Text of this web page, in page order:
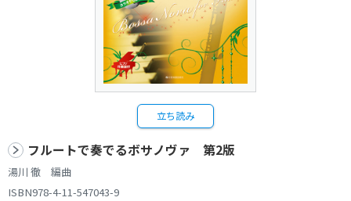
立ち読み
フルートで奏でるボサノヴァ 第2版
湯川 徹 編曲
ISBN978-4-11-547043-9